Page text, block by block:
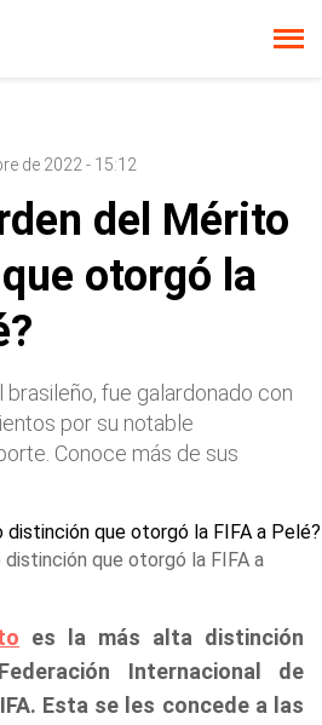
de 2022 - 15:12
del Mérito
otorgó la
fue galardonado con
por su notable
Conoce más de sus
que otorgó la FIFA a
es la más alta distinción
Internacional de
Esta se les concede a las